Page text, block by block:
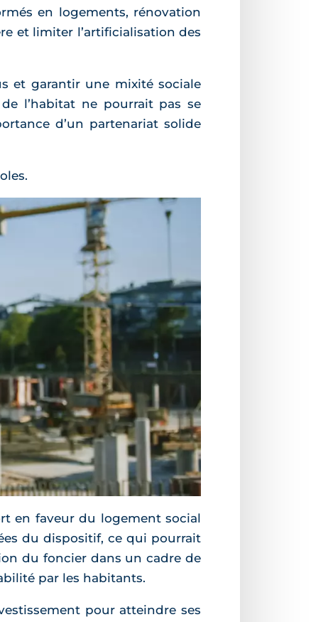
en logements, rénovation
et limiter l’artificialisation des
et garantir une mixité sociale
l’habitat ne pourrait pas se
d’un partenariat solide
en faveur du logement social
du dispositif, ce qui pourrait
du foncier dans un cadre de
par les habitants.
pour atteindre ses